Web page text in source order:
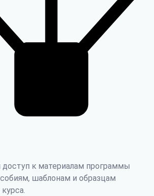
к материалам программы
шаблонам и образцам